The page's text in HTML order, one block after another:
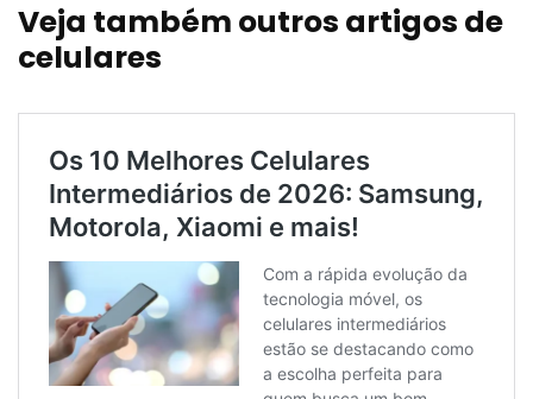
Veja também outros artigos de
celulares